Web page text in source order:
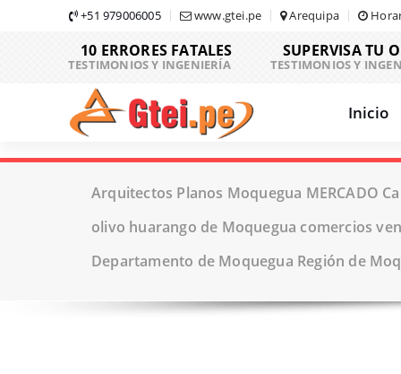
+51 979006005 www.gtei.pe Arequipa
10 ERRORES FATALES
TESTIMONIOS Y INGENIERÍA
SUPERVISA TU
TESTIMONIOS Y
Inicio
Arquitectos Planos Moquegua MERCADO
olivo huarango de Moquegua comercios
Departamento de Moquegua Región de